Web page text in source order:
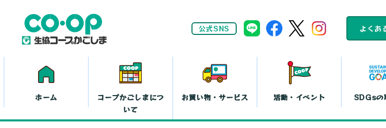
公式SNS よくあ
ホーム
コープかごしまにつ
いて
お買い物・サービス 活動・イベント SDGsの